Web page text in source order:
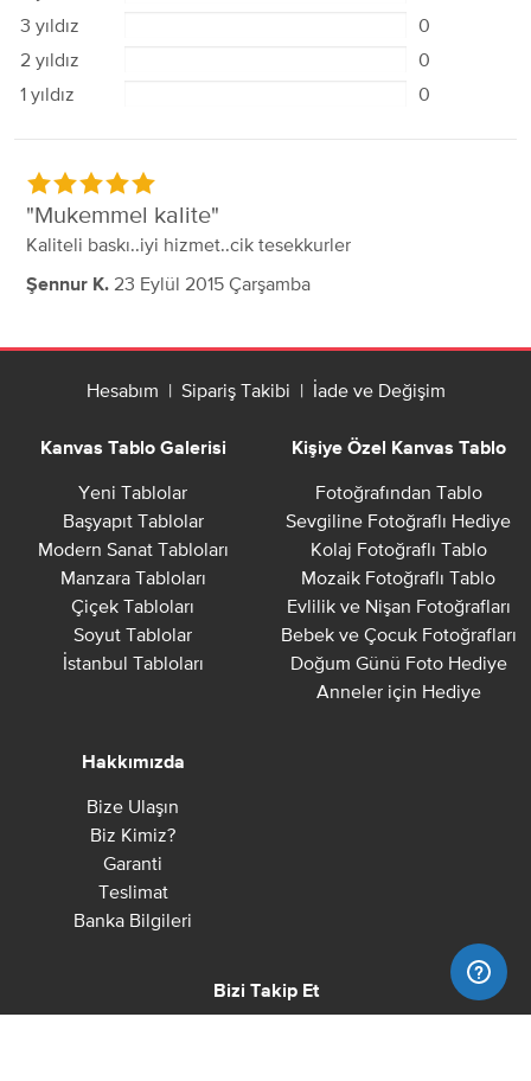
3 yıldız
0
2 yıldız
0
1 yıldız
0
Mukemmel kalite
Kaliteli baskı..iyi hizmet..cik tesekkurler
Şennur K. 23 Eylül 2015 Çarşamba
Hesabım | Sipariş Takibi | İade ve Değişim
Kanvas Tablo Galerisi
Yeni Tablolar
Başyapıt Tablolar
Modern Sanat Tabloları
Manzara Tabloları
Çiçek Tabloları
Soyut Tablolar
İstanbul Tabloları
Kişiye Özel Kanvas Tablo
Fotoğrafından Tablo
Sevgiline Fotoğraflı Hediye
Kolaj Fotoğraflı Tablo
Mozaik Fotoğraflı Tablo
Evlilik ve Nişan Fotoğrafları
Bebek ve Çocuk Fotoğrafları
Doğum Günü Foto Hediye
Anneler için Hediye
Hakkımızda
Bize Ulaşın
Biz Kimiz?
Garanti
Teslimat
Banka Bilgileri
Bizi Takip Et